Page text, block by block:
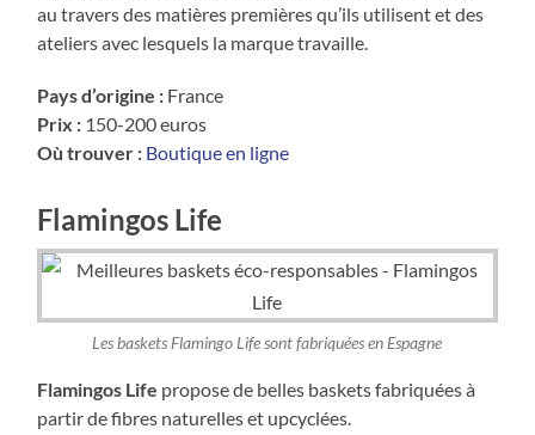
au travers des matières premières qu’ils utilisent et des
ateliers avec lesquels la marque travaille.
Pays d’origine : France
Prix : 150-200 euros
Où trouver : Boutique en ligne
Flamingos Life
Les baskets Flamingo Life sont fabriquées en Espagne
Flamingos Life propose de belles baskets fabriquées à
partir de fibres naturelles et upcyclées.